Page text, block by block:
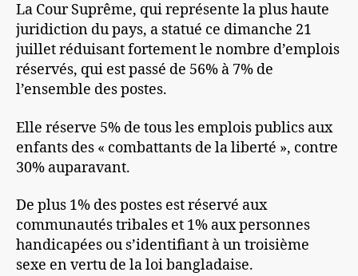
La Cour Suprême, qui représente la plus haute
juridiction du pays, a statué ce dimanche 21
juillet réduisant fortement le nombre d’emplois
réservés, qui est passé de 56% à 7% de
l’ensemble des postes.
Elle réserve 5% de tous les emplois publics aux
enfants des « combattants de la liberté », contre
30% auparavant.
De plus 1% des postes est réservé aux
communautés tribales et 1% aux personnes
handicapées ou s’identifiant à un troisième
sexe en vertu de la loi bangladaise.